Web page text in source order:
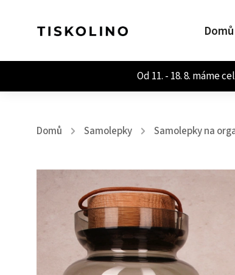
Domů
Domů / Samolepky / Samolepky na